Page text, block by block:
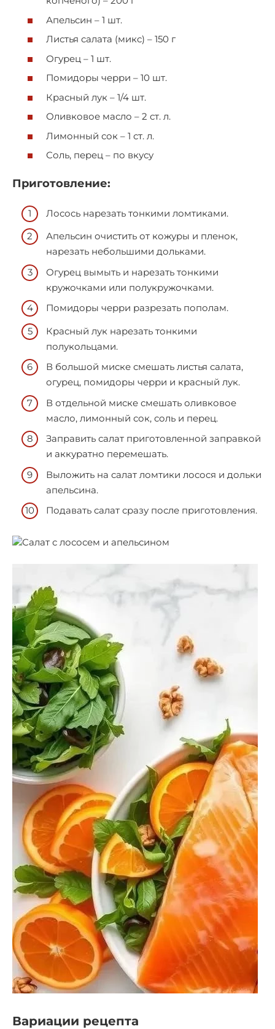
Апельсин – 1 шт.
Листья салата (микс) – 150 г
Огурец – 1 шт.
Помидоры черри – 10 шт.
Красный лук – 1/4 шт.
Оливковое масло – 2 ст. л.
Лимонный сок – 1 ст. л.
Соль, перец – по вкусу
Приготовление:
Лосось нарезать тонкими ломтиками.
Апельсин очистить от кожуры и пленок,
нарезать небольшими дольками.
Огурец вымыть и нарезать тонкими
кружочками или полукружочками.
Помидоры черри разрезать пополам.
Красный лук нарезать тонкими
полукольцами.
В большой миске смешать листья салата,
огурец, помидоры черри и красный лук.
В отдельной миске смешать оливковое
масло, лимонный сок, соль и перец.
Заправить салат приготовленной заправкой
и аккуратно перемешать.
Выложить на салат ломтики лосося и дольки
апельсина.
Подавать салат сразу после приготовления.
Вариации рецепта